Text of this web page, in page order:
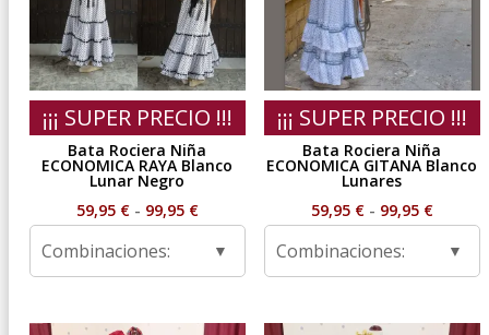
¡¡¡ SUPER PRECIO !!!
Bata Rociera Niña
ECONOMICA RAYA Blanco
Lunar Negro
59,95 € - 99,95 €Rango
59,95 €
Combinaciones:
¡¡¡ SUPER PRECIO !!!
Bata Rociera Niña
ECONOMICA GITANA Blanco
Lunares
59,95 € - 99,95 €Rango
59,95 €
Combinaciones: